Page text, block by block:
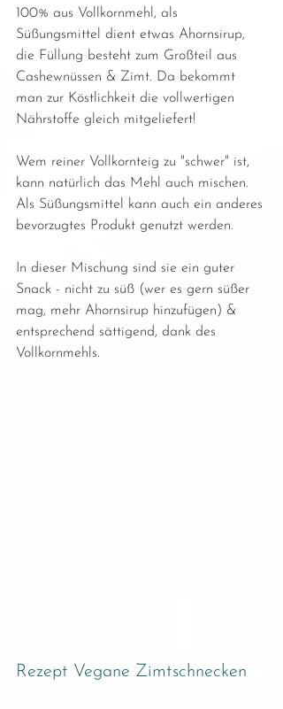
100% aus Vollkornmehl, als
Süßungsmittel dient etwas Ahornsirup,
die Füllung besteht zum Großteil aus
Cashewnüssen & Zimt. Da bekommt
man zur Köstlichkeit die vollwertigen
Nährstoffe gleich mitgeliefert!
Wem reiner Vollkornteig zu "schwer" ist,
kann natürlich das Mehl auch mischen.
Als Süßungsmittel kann auch ein anderes
bevorzugtes Produkt genutzt werden.
In dieser Mischung sind sie ein guter
Snack - nicht zu süß (wer es gern süßer
mag, mehr Ahornsirup hinzufügen) &
entsprechend sättigend, dank des
Vollkornmehls.
Rezept Vegane Zimtschnecken